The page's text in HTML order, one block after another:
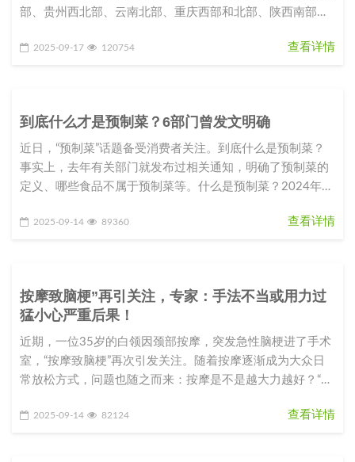
部、贵州西北部、云南北部、重庆西部和北部、陕西南部、
2025-09-17 120754 查看详情
到底什么才是预制菜？6部门曾发文明确
近日，“预制菜”话题备受消费者关注。到底什么是预制菜？
事实上，去年有关部门就发布过相关通知，明确了预制菜的
定义、哪些食品不属于预制菜等。什么是预制菜？2024年3
2025-09-14 89360 查看详情
按摩致脑梗”再引关注，专家：手法不当或用力过
猛小心严重后果！
近期，一位35岁的白领因颈部按摩，突发急性脑梗进了手术
室，“按摩致脑梗”再次引发关注。随着按摩逐渐成为大众日
常放松方式，问题也随之而来：按摩是不是越大力越好？“按
2025-09-14 82124 查看详情